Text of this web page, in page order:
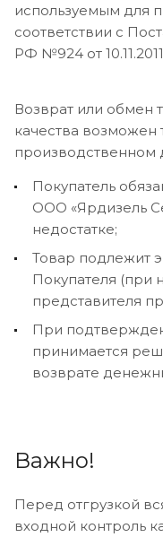
используемым для
соответствии с
РФ №924 от
Возврат или обмен
качества
производственном
Покупатель
ООО «Ярдизель
недостатке;
Товар подлежит
Покупателя (при
представителя
При
принимается
возврате
Важно!
Перед отгрузкой
входной контроль